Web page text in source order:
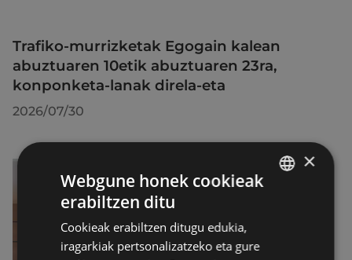
Trafiko-murrizketak Egogain kalean
abuztuaren 10etik abuztuaren 23ra,
konponketa-lanak direla-eta
2026/07/30
×
Webgune honek cookieak
erabiltzen ditu
Cookieak erabiltzen ditugu edukia,
iragarkiak pertsonalizatzeko eta gure